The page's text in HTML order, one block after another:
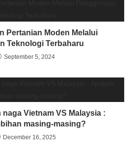
Pertanian Moden Melalui
Teknologi Terbaharu
September 5, 2024
naga Vietnam VS Malaysia :
masing-masing?
December 16, 2025